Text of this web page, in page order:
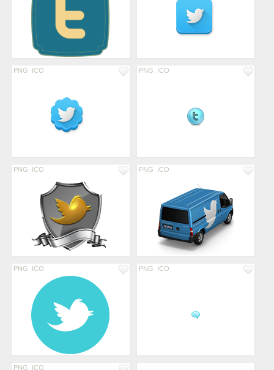
PNG ICO PNG ICO
PNG ICO PNG ICO
PNG ICO PNG ICO
PNG ICO